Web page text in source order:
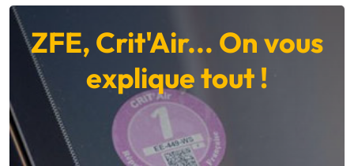
ZFE, Crit'Air... On vous
explique tout !